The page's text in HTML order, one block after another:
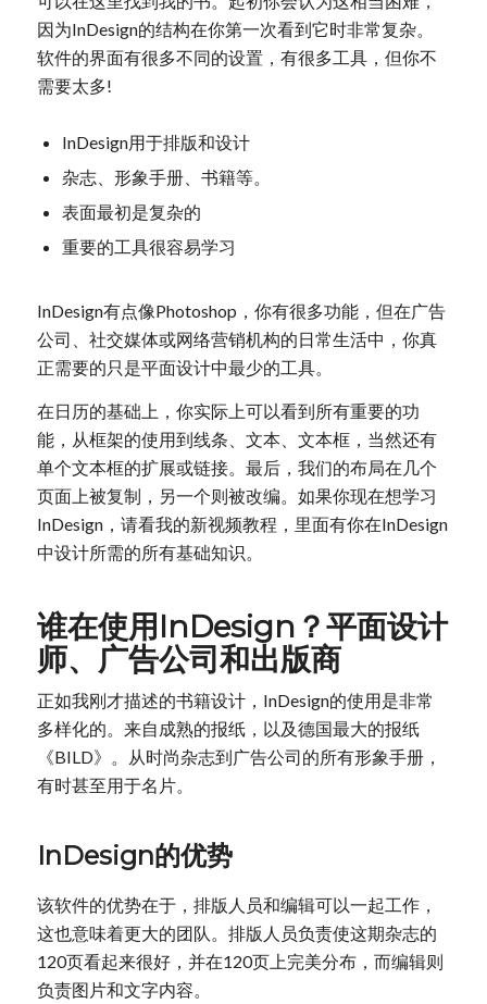
因为InDesign的结构在你第一次看到它时非常复杂。
软件的界面有很多不同的设置，有很多工具，但你不
需要太多!
InDesign用于排版和设计
杂志、形象手册、书籍等。
表面最初是复杂的
重要的工具很容易学习
InDesign有点像Photoshop，你有很多功能，但在广告
公司、社交媒体或网络营销机构的日常生活中，你真
正需要的只是平面设计中最少的工具。
在日历的基础上，你实际上可以看到所有重要的功
能，从框架的使用到线条、文本、文本框，当然还有
单个文本框的扩展或链接。最后，我们的布局在几个
页面上被复制，另一个则被改编。如果你现在想学习
InDesign，请看我的新视频教程，里面有你在InDesign
中设计所需的所有基础知识。
谁在使用InDesign？平面设计
师、广告公司和出版商
正如我刚才描述的书籍设计，InDesign的使用是非常
多样化的。来自成熟的报纸，以及德国最大的报纸
《BILD》。从时尚杂志到广告公司的所有形象手册，
有时甚至用于名片。
InDesign的优势
该软件的优势在于，排版人员和编辑可以一起工作，
这也意味着更大的团队。排版人员负责使这期杂志的
120页看起来很好，并在120页上完美分布，而编辑则
负责图片和文字内容。